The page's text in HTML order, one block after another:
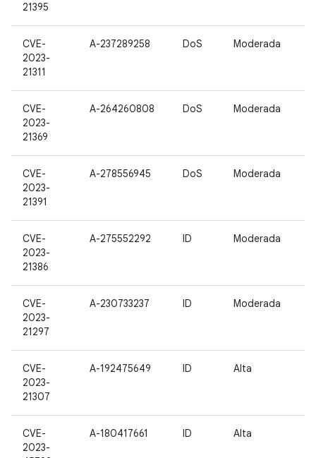
21395
CVE-
2023-
21311
A-237289258 DoS Moderada
CVE-
2023-
21369
A-264260808 DoS Moderada
CVE-
2023-
21391
A-278556945 DoS Moderada
CVE-
2023-
21386
A-275552292 ID Moderada
CVE-
2023-
21297
A-230733237 ID Moderada
CVE-
2023-
21307
A-192475649 ID Alta
CVE-
2023-
A-180417661 ID Alta